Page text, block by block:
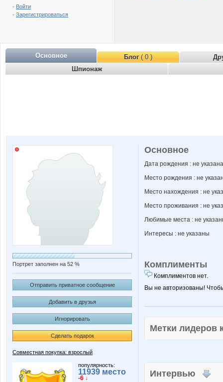
- Войти
- Зарегистрироваться
Основное Блог( 0 )
Шпионаж
Портрет заполнен на 52 %
Отправить приватное сообщение
Добавить в друзья
Игнорировать
Сделать подарок
Совместная покупка: взрослый
популярность:
11939 место
-6 ↓
Основное
Дата рождения : не указана
Место рождения : не
Место нахождения : не
Место проживания : не
Любимые места : не
Интересы : не указаны
Комплименты
Комплиментов нет.
Вы не авторизованы!
Метки
Интервью